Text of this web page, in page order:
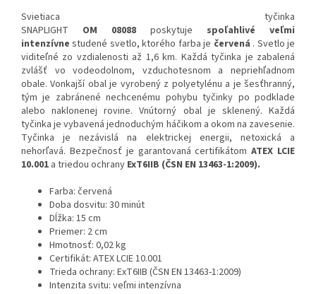
Svietiaca tyčinka
SNAPLIGHT OM 08088 poskytuje spoľahlivé
veľmi
intenzívne studené svetlo, ktorého farba je červená . Svetlo je
viditeľné zo vzdialenosti až 1,6 km. Každá tyčinka je zabalená
zvlášť vo vodeodolnom, vzduchotesnom a nepriehľadnom
obale. Vonkajší obal je vyrobený z polyetylénu a je šesťhranný,
tým je zabránené nechcenému pohybu tyčinky po podklade
alebo naklonenej rovine. Vnútorný obal je sklenený. Každá
tyčinka je vybavená jednoduchým háčikom a okom na zavesenie.
Tyčinka je nezávislá na elektrickej energii, netoxická a
nehorľavá. Bezpečnosť je garantovaná certifikátomATEX LCIE
10.001 a triedou ochrany ExT6IIB (ČSN EN 13463-1:2009).
Farba: červená
Doba dosvitu: 30 minút
Dĺžka: 15 cm
Priemer: 2 cm
Hmotnosť: 0,02 kg
Certifikát: ATEX LCIE 10.001
Trieda ochrany: ExT6IIB (ČSN EN 13463-1:2009)
Intenzita svitu: veľmi intenzívna